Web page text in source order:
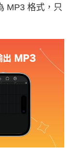
MP3 格式，只